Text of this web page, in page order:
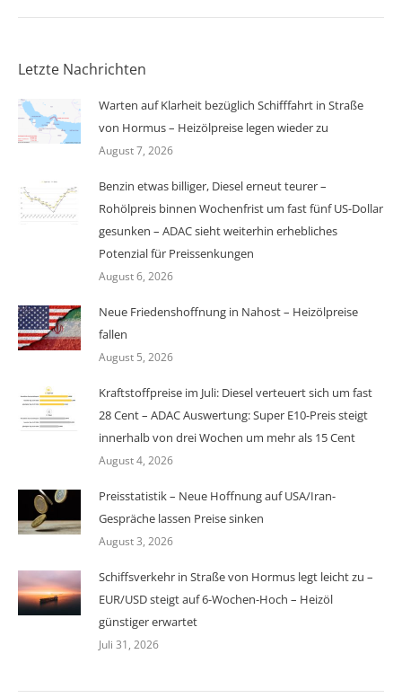
Letzte Nachrichten
Warten auf Klarheit bezüglich Schifffahrt in Straße
von Hormus – Heizölpreise legen wieder zu
August 7, 2026
Benzin etwas billiger, Diesel erneut teurer –
Rohölpreis binnen Wochenfrist um fast fünf US-Dollar
gesunken – ADAC sieht weiterhin erhebliches
Potenzial für Preissenkungen
August 6, 2026
Neue Friedenshoffnung in Nahost – Heizölpreise
fallen
August 5, 2026
Kraftstoffpreise im Juli: Diesel verteuert sich um fast
28 Cent – ADAC Auswertung: Super E10-Preis steigt
innerhalb von drei Wochen um mehr als 15 Cent
August 4, 2026
Preisstatistik – Neue Hoffnung auf USA/Iran-
Gespräche lassen Preise sinken
August 3, 2026
Schiffsverkehr in Straße von Hormus legt leicht zu –
EUR/USD steigt auf 6-Wochen-Hoch – Heizöl
günstiger erwartet
Juli 31, 2026